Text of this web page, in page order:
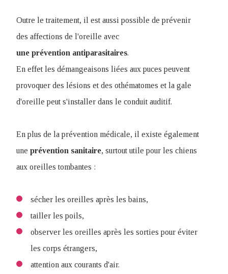
Outre le traitement, il est aussi possible de prévenir
des affections de l'oreille avec
une prévention antiparasitaires.
En effet les démangeaisons liées aux puces peuvent
provoquer des lésions et des othématomes et la gale
d'oreille peut s'installer dans le conduit auditif.
En plus de la prévention médicale, il existe également
une prévention sanitaire, surtout utile pour les chiens
aux oreilles tombantes :
sécher les oreilles après les bains,
tailler les poils,
observer les oreilles après les sorties pour éviter
les corps étrangers,
attention aux courants d'air.